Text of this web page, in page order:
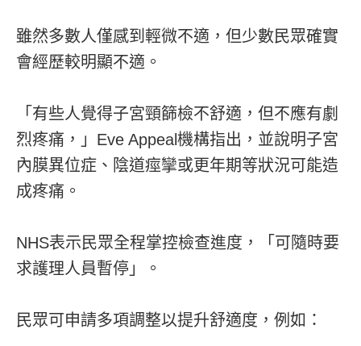
雖然多數人僅感到輕微不適，但少數民眾確實
會經歷較明顯不適。
「有些人覺得子宮頸篩檢不舒適，但不應有劇
烈疼痛，」Eve Appeal機構指出，並說明子宮
內膜異位症、陰道痙攣或更年期等狀況可能造
成疼痛。
NHS表示民眾全程掌控檢查進度，「可隨時要
求護理人員暫停」。
民眾可申請多項調整以提升舒適度，例如：